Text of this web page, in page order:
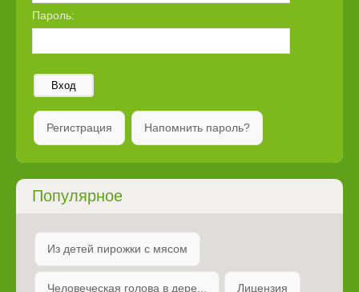
Пароль:
Вход
Регистрация Напомнить пароль?
Популярное
Из детей пирожки с мясом
Человеческая голова в дере... Лицензия